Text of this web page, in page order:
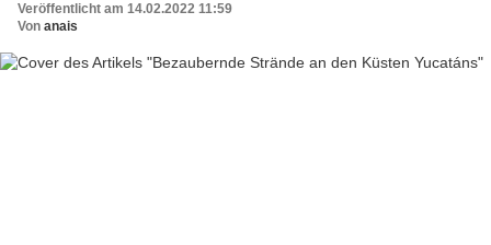
Veröffentlicht am 14.02.2022 11:59
Von anais